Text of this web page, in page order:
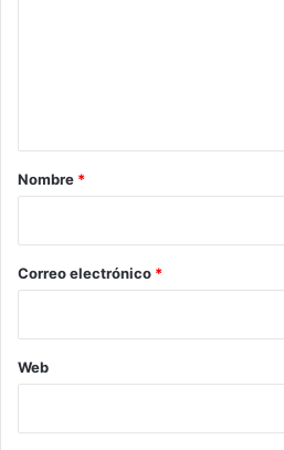
r
*
Nombre *
Correo electrónico *
Web